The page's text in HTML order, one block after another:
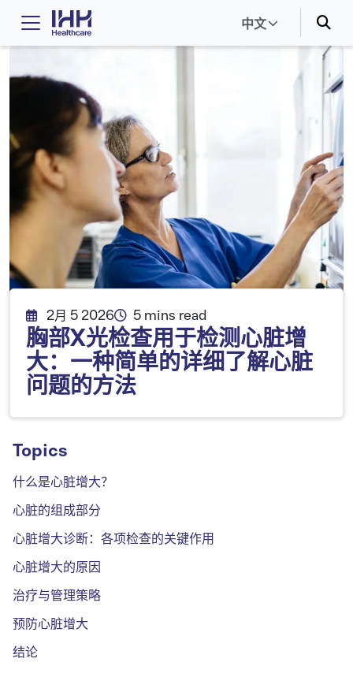
中文
2月 5 2026 5 mins read
胸部X光检查用于检测心脏增
大：一种简单的详细了解心脏
问题的方法
Topics
什么是心脏增大？
心脏的组成部分
心脏增大诊断：各项检查的关键作用
心脏增大的原因
治疗与管理策略
预防心脏增大
结论